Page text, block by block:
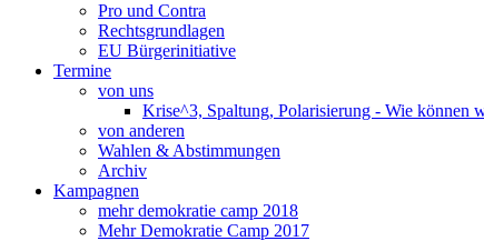
Pro und Contra
Rechtsgrundlagen
EU Bürgerinitiative
Termine
von uns
Krise^3, Spaltung, Polarisierung - Wie können
von anderen
Wahlen & Abstimmungen
Archiv
Kampagnen
mehr demokratie camp 2018
Mehr Demokratie Camp 2017